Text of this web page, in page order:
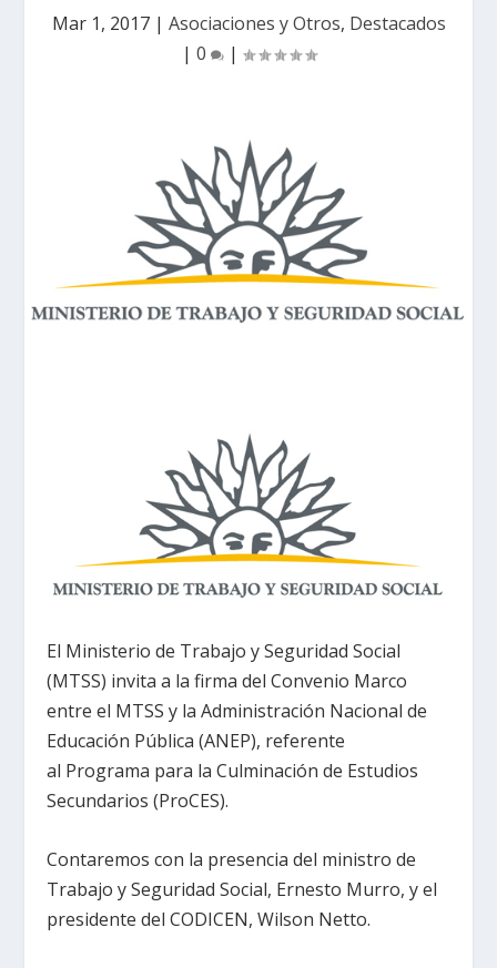
Mar 1, 2017| Asociaciones y Otros, Destacados
| 0 |
El Ministerio de Trabajo y Seguridad Social
(MTSS) invita a la firma del Convenio Marco
entre el MTSS y la Administración Nacional de
Educación Pública (ANEP), referente
al Programa para la Culminación de Estudios
Secundarios (ProCES).
Contaremos con la presencia del ministro de
Trabajo y Seguridad Social, Ernesto Murro, y el
presidente del CODICEN, Wilson Netto.